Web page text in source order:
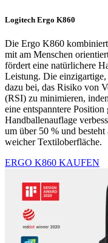
Logitech Ergo K860
Die Ergo K860
mit am Menschen
fördert eine natürlichere
Leistung. Die einzigartige,
dazu bei, das Risiko von
(RSI) zu minimieren,
eine entspanntere
Handballenauflage
um über 50 % und
weicher Textiloberfläche.
ERGO K860 KAUFEN